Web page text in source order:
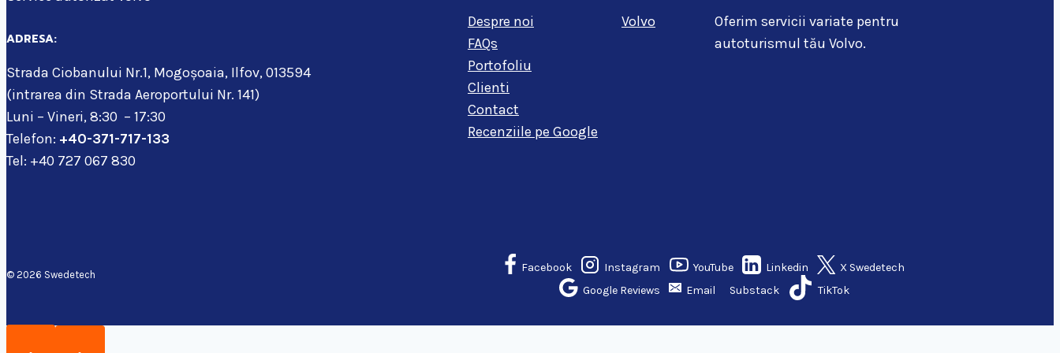
ADRESA:
Strada Ciobanului Nr.1, Mogoșoaia, Ilfov, 013594
(intrarea din Strada Aeroportului Nr. 141)
Luni – Vineri, 8:30 – 17:30
Telefon: +40-371-717-133
Tel: +40 727 067 830
Despre noi
FAQs
Portofoliu
Clienti
Contact
Recenziile pe Google
Volvo
Oferim servicii variate pentru
autoturismul tău Volvo.
© 2026 Swedetech
Facebook Instagram YouTube Linkedin
X Swedetech
Google Reviews
Email Substack TikTok